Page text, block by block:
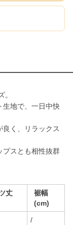
生地で、一日中快
く、リラックス
プスとも相性抜群
丈
裾幅
(cm)
/